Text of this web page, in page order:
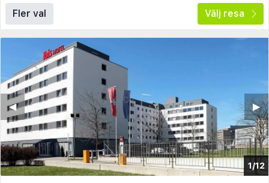
Fler val Välj resa
1/12
▶︎
◀︎